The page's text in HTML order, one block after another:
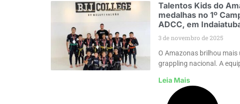
Talentos Kids do
medalhas no 1º
ADCC, em
3 de novembro de 2025
O Amazonas brilhou
grappling nacional. A
Leia Mais